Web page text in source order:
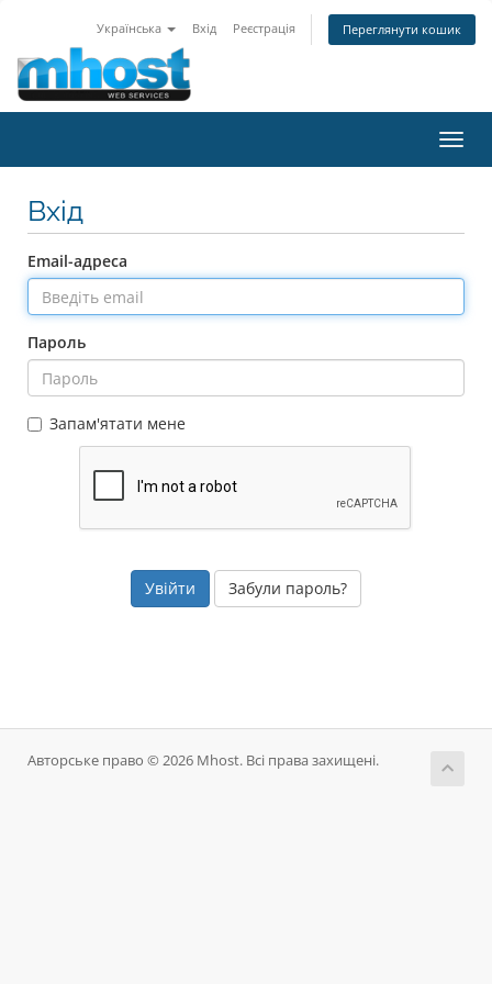
Українська Вхід Реєстрація Переглянути кошик
Вхід
Email-адреса
Пароль
Запам'ятати мене
Забули пароль?
Авторське право © 2026 Mhost. Всі права захищені.